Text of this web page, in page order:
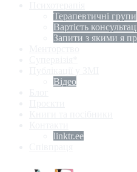
Терапевтичні групи
Вартість
Запити з якими я
Відео
linktr.ee